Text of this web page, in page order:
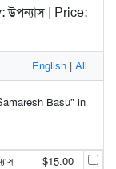
| Price:
English | All
Basu" in
$15.00